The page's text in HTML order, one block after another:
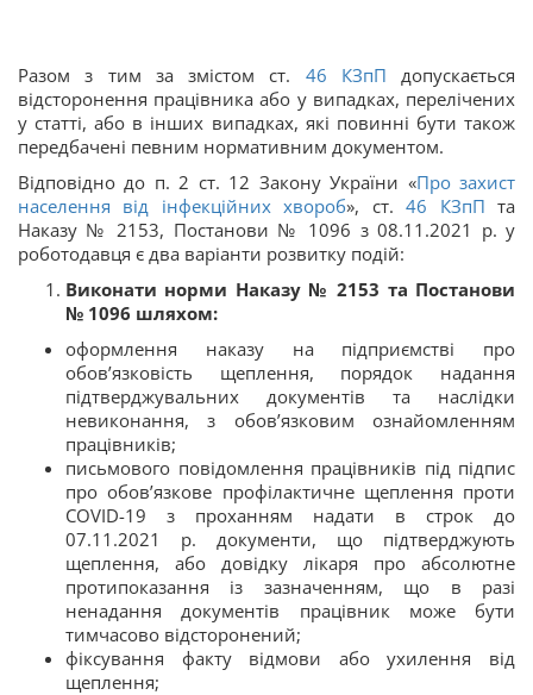
Разом з тим за змістом ст. 46 КЗпП допускається
відсторонення працівника або у випадках, перелічених
у статті, або в інших випадках, які повинні бути також
передбачені певним нормативним документом.
Відповідно до п. 2 ст. 12 Закону України «Про захист
населення від інфекційних хвороб», ст. 46 КЗпП та
Наказу № 2153, Постанови № 1096 з 08.11.2021 р. у
роботодавця є два варіанти розвитку подій:
Виконати норми Наказу № 2153 та Постанови
№ 1096 шляхом:
оформлення наказу на підприємстві про
обов’язковість щеплення, порядок надання
підтверджувальних документів та наслідки
невиконання, з обов’язковим ознайомленням
працівників;
письмового повідомлення працівників під підпис
про обов’язкове профілактичне щеплення проти
COVID-19 з проханням надати в строк до
07.11.2021 р. документи, що підтверджують
щеплення, або довідку лікаря про абсолютне
протипоказання із зазначенням, що в разі
ненадання документів працівник може бути
тимчасово відсторонений;
фіксування факту відмови або ухилення від
щеплення;